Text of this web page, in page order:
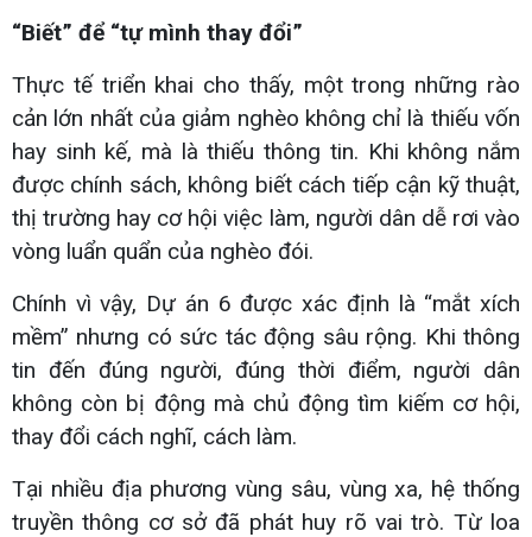
“Biết” để “tự mình thay đổi”
Thực tế triển khai cho thấy, một trong những rào
cản lớn nhất của giảm nghèo không chỉ là thiếu vốn
hay sinh kế, mà là thiếu thông tin. Khi không nắm
được chính sách, không biết cách tiếp cận kỹ thuật,
thị trường hay cơ hội việc làm, người dân dễ rơi vào
vòng luẩn quẩn của nghèo đói.
Chính vì vậy, Dự án 6 được xác định là “mắt xích
mềm” nhưng có sức tác động sâu rộng. Khi thông
tin đến đúng người, đúng thời điểm, người dân
không còn bị động mà chủ động tìm kiếm cơ hội,
thay đổi cách nghĩ, cách làm.
Tại nhiều địa phương vùng sâu, vùng xa, hệ thống
truyền thông cơ sở đã phát huy rõ vai trò. Từ loa